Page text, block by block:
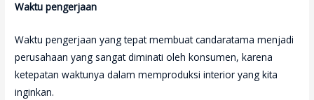
Waktu pengerjaan
Waktu pengerjaan yang tepat membuat candaratama menjadi
perusahaan yang sangat diminati oleh konsumen, karena
ketepatan waktunya dalam memproduksi interior yang kita
inginkan.